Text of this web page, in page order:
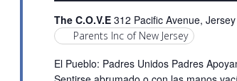
The C.O.V.E312 Pacific Avenue,
Parents Inc of New Jersey
El Pueblo: Padres Unidos Padres